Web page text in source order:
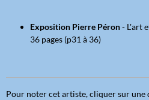
Exposition Pierre Péron- L'art
36 pages (p31 à 36)
Pour noter cet artiste, cliquer sur une